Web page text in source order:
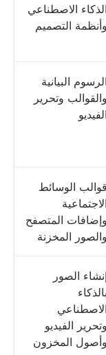
الذكاء الاصطناعي
وأنظمة التصميم
الرسوم البيانية
والقوالب وتحرير
الفيديو
قوالب الوسائط
الاجتماعية
وإضافات المتصفح
والصور المخزنة
إنشاء الصور
بالذكاء
الاصطناعي
وتحرير الفيديو
وأصول المخزون